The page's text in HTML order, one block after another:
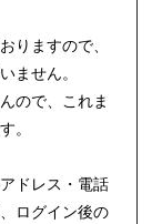
りますので、
ません。
ので、これま
。
ドレス・電話
ログイン後の